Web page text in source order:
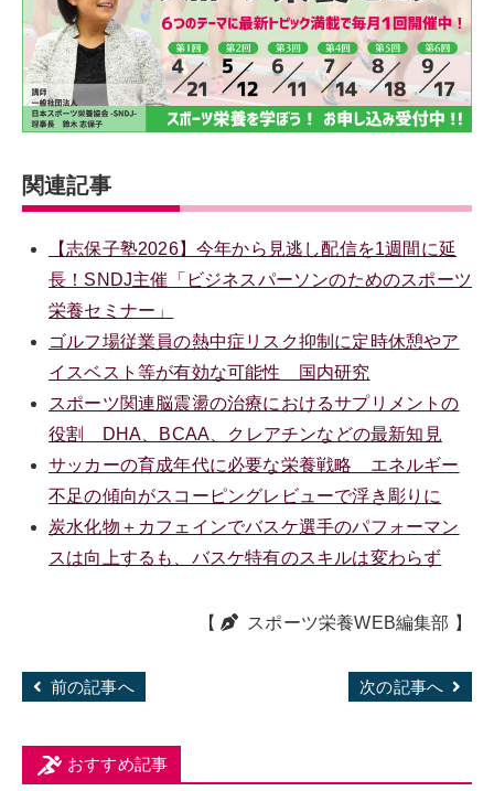
関連記事
【志保子塾2026】今年から見逃し配信を1週間に延
長！SNDJ主催「ビジネスパーソンのためのスポーツ
栄養セミナー」
ゴルフ場従業員の熱中症リスク抑制に定時休憩やア
イスベスト等が有効な可能性 国内研究
スポーツ関連脳震盪の治療におけるサプリメントの
役割 DHA、BCAA、クレアチンなどの最新知見
サッカーの育成年代に必要な栄養戦略 エネルギー
不足の傾向がスコーピングレビューで浮き彫りに
炭水化物＋カフェインでバスケ選手のパフォーマン
スは向上するも、バスケ特有のスキルは変わらず
【 スポーツ栄養WEB編集部 】
前の記事へ 次の記事へ
おすすめ記事